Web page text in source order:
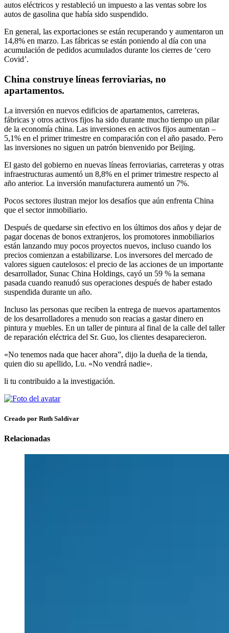
autos eléctricos y restableció un impuesto a las ventas sobre los
autos de gasolina que había sido suspendido.
En general, las exportaciones se están recuperando y aumentaron un
14,8% en marzo. Las fábricas se están poniendo al día con una
acumulación de pedidos acumulados durante los cierres de ‘cero
Covid’.
China construye líneas ferroviarias, no
apartamentos.
La inversión en nuevos edificios de apartamentos, carreteras,
fábricas y otros activos fijos ha sido durante mucho tiempo un pilar
de la economía china. Las inversiones en activos fijos aumentan –
5,1% en el primer trimestre en comparación con el año pasado. Pero
las inversiones no siguen un patrón bienvenido por Beijing.
El gasto del gobierno en nuevas líneas ferroviarias, carreteras y otras
infraestructuras aumentó un 8,8% en el primer trimestre respecto al
año anterior. La inversión manufacturera aumentó un 7%.
Pocos sectores ilustran mejor los desafíos que aún enfrenta China
que el sector inmobiliario.
Después de quedarse sin efectivo en los últimos dos años y dejar de
pagar docenas de bonos extranjeros, los promotores inmobiliarios
están lanzando muy pocos proyectos nuevos, incluso cuando los
precios comienzan a estabilizarse. Los inversores del mercado de
valores siguen cautelosos: el precio de las acciones de un importante
desarrollador, Sunac China Holdings, cayó un 59 % la semana
pasada cuando reanudó sus operaciones después de haber estado
suspendida durante un año.
Incluso las personas que reciben la entrega de nuevos apartamentos
de los desarrolladores a menudo son reacias a gastar dinero en
pintura y muebles. En un taller de pintura al final de la calle del taller
de reparación eléctrica del Sr. Guo, los clientes desaparecieron.
«No tenemos nada que hacer ahora”, dijo la dueña de la tienda,
quien dio su apellido, Lu. «No vendrá nadie».
li tu contribuido a la investigación.
Creado por Ruth Saldívar
Relacionadas